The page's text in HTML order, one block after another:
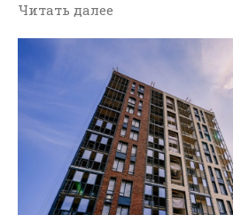
Читать далее